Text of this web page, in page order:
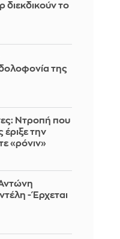
διεκδικούν το
της
Ντροπή που
έριξε την
«ρόνιν»
- Έρχεται